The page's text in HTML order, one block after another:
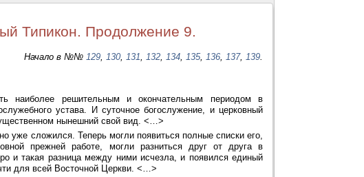
Типикон. Продолжение 9.
Начало в №№129,130,131,132,134,135,136,137,139.
наиболее решительным и окончательным периодом в
устава. И суточное богослужение, и церковный
нынешний свой вид. <…>
уже сложился. Теперь могли появиться полные списки его,
прежней работе, могли разниться друг от друга в
и такая разница между ними исчезла, и появился единый
для всей Восточной Церкви. <…>